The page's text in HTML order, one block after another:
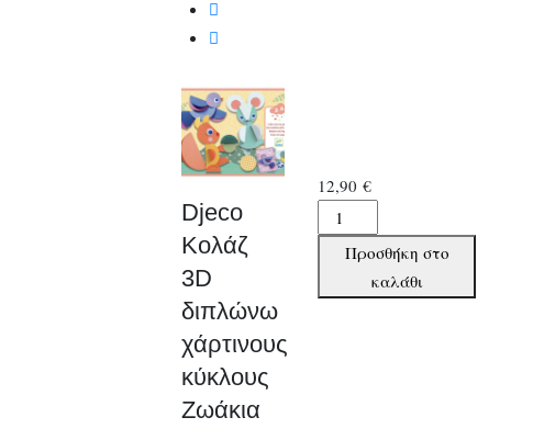
Djeco
Κολάζ
3D
διπλώνω
χάρτινους
κύκλους
Ζωάκια
12,90€
Djeco
Κολάζ
διπλώνω
Προσθήκη στο
καλάθι